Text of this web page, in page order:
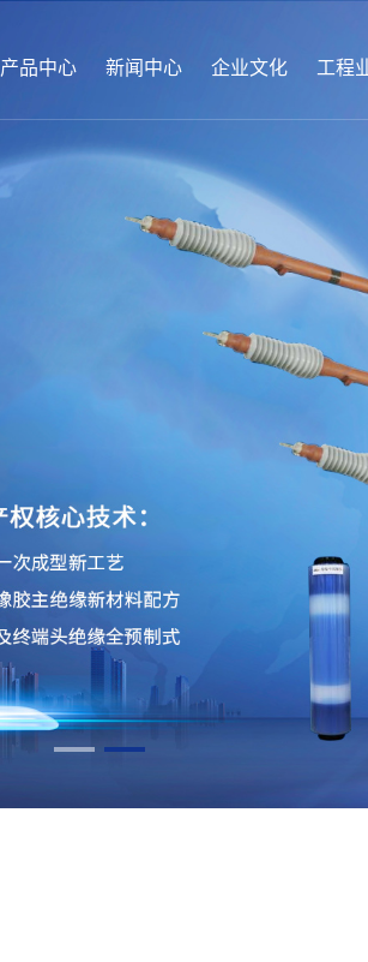
产品中心 新闻中心 企业文化 工程